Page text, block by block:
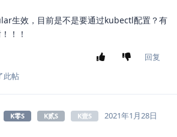
生效，目前是不是要通过kubectl配置？有
！！
回复
此帖
K零S K贰S K壹S 2021年1月28日